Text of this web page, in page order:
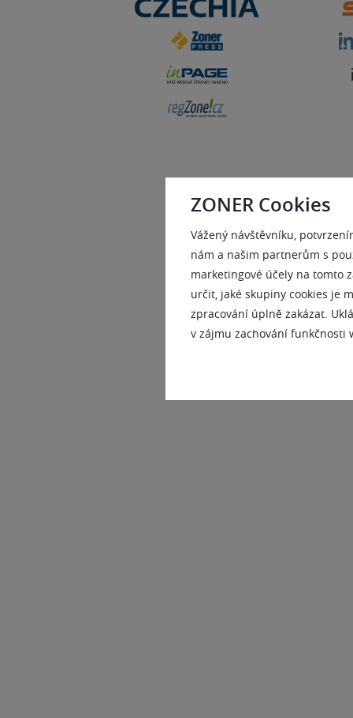
ZONER Cookies
Vážený návštěvníku,
nám a našim partnerům s
marketingové účely na tomto
určit, jaké skupiny cookies je
zpracování úplně zakázat.
v zájmu zachování funkčnosti